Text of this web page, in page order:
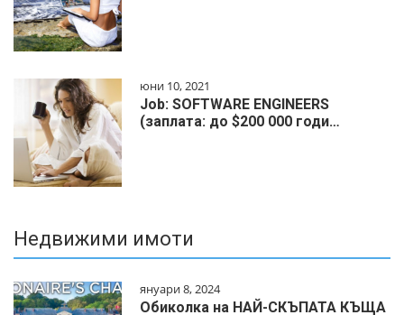
юни 10, 2021
Job: SOFTWARE ENGINEERS
(заплата: до $200 000 годи…
Недвижими имоти
януари 8, 2024
Обиколка на НАЙ-СКЪПАТА КЪЩА